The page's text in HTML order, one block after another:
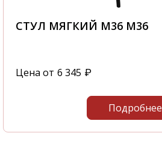
СТУЛ МЯГКИЙ М36 М36
Цена от 6 345 ₽
Подробнее